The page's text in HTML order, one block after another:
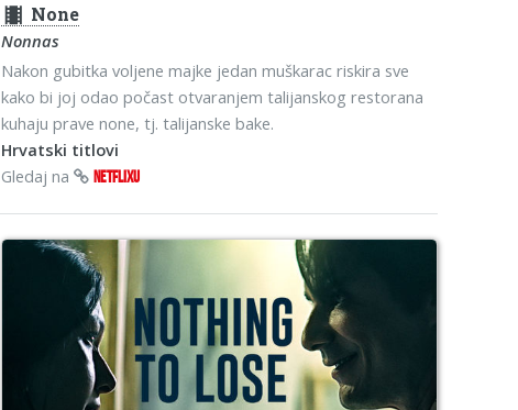
theaters None
Nonnas
Nakon gubitka voljene majke jedan muškarac riskira sve
kako bi joj odao počast otvaranjem talijanskog restorana
kuhaju prave none, tj. talijanske bake.
Hrvatski titlovi
Gledaj na
NETFLIXU